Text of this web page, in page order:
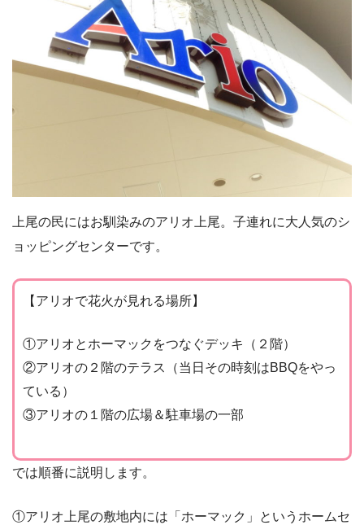
上尾の民にはお馴染みのアリオ上尾。子連れに大人気のシ
ョッピングセンターです。
【アリオで花火が見れる場所】
①アリオとホーマックをつなぐデッキ（２階）
②アリオの２階のテラス（当日その時刻はBBQをやっ
ている）
③アリオの１階の広場＆駐車場の一部
では順番に説明します。
①アリオ上尾の敷地内には「ホーマック」というホームセ